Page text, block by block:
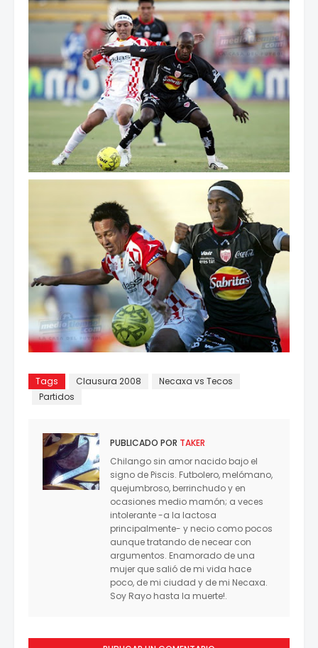
Tags Clausura 2008
Necaxa vs Tecos
Partidos
PUBLICADO POR TAKER
Chilango sin amor nacido bajo el
signo de Piscis. Futbolero, melómano,
quejumbroso, berrinchudo y en
ocasiones medio mamón; a veces
intolerante -a la lactosa
principalmente- y necio como pocos
aunque tratando de necear con
argumentos. Enamorado de una
mujer que salió de mi vida hace
poco, de mi ciudad y de mi Necaxa.
Soy Rayo hasta la muerte!.